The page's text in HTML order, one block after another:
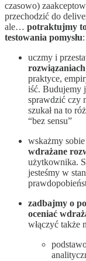
czasowo)
przechodzić do
ale… potraktujmy
testowania pomysłu:
uczmy i
praktyce,
iść. Budujemy
sprawdzić czy
szukał na to
“bez sensu”
wskażmy
wdrażane
użytkownika.
jesteśmy w
zadbajmy o
oceniać
włączyć także